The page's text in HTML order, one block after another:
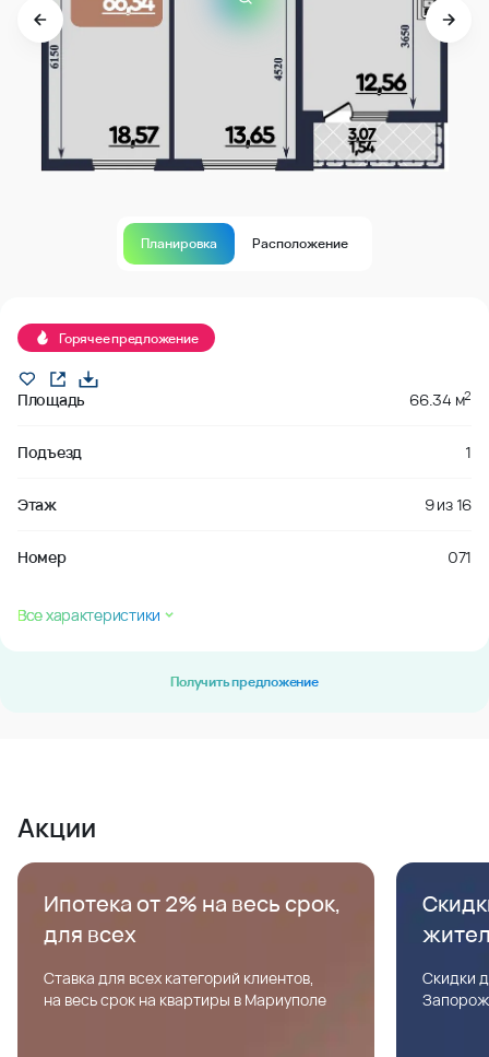
Планировка Расположение
Горячее предложение
Площадь 66.34 м2
Подъезд 1
Этаж 9из16
Номер 071
Все характеристики
Получить предложение
Акции
Ипотека от 2% на весь срок,
для всех
Ставка для всех категорий клиентов,
на весь срок на квартиры в Мариуполе
Скидки